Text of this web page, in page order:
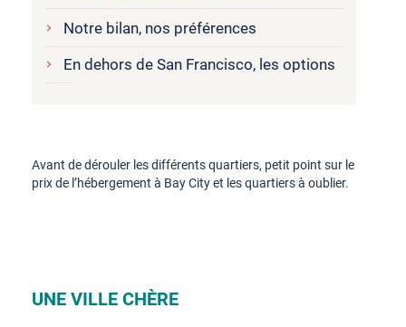
Notre bilan, nos préférences
En dehors de San Francisco, les options
Avant de dérouler les différents quartiers, petit point sur le
prix de l’hébergement à Bay City et les quartiers à oublier.
UNE VILLE CHÈRE